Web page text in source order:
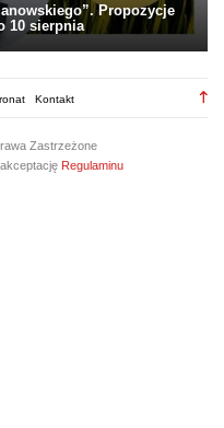
Propozycje
10 sierpnia
Kontakt
Zastrzeżone
Regulaminu